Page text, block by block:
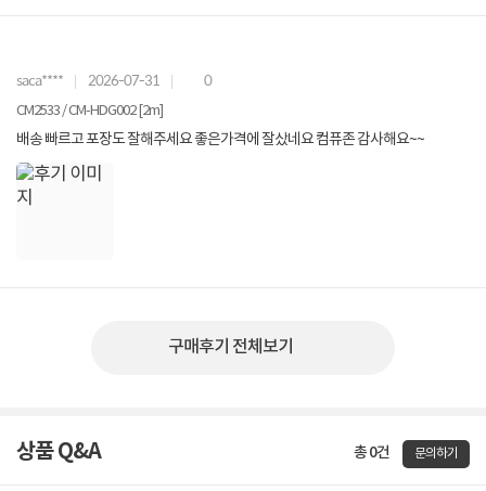
saca**** 2026-07-31 0
CM2533 / CM-HDG002 [2m]
배송 빠르고 포장도 잘해주세요 좋은가격에 잘샀네요 컴퓨존 감사해요~~
구매후기 전체보기
상품 Q&A 총 0건 문의하기